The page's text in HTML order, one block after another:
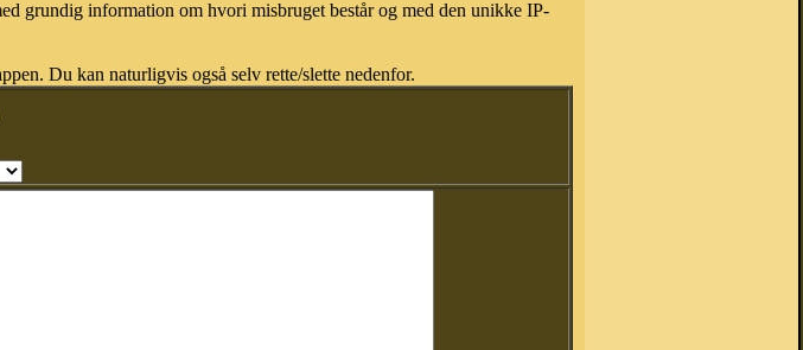
grundig information om hvori misbruget består og med den unikke IP-
Du kan naturligvis også selv rette/slette nedenfor.